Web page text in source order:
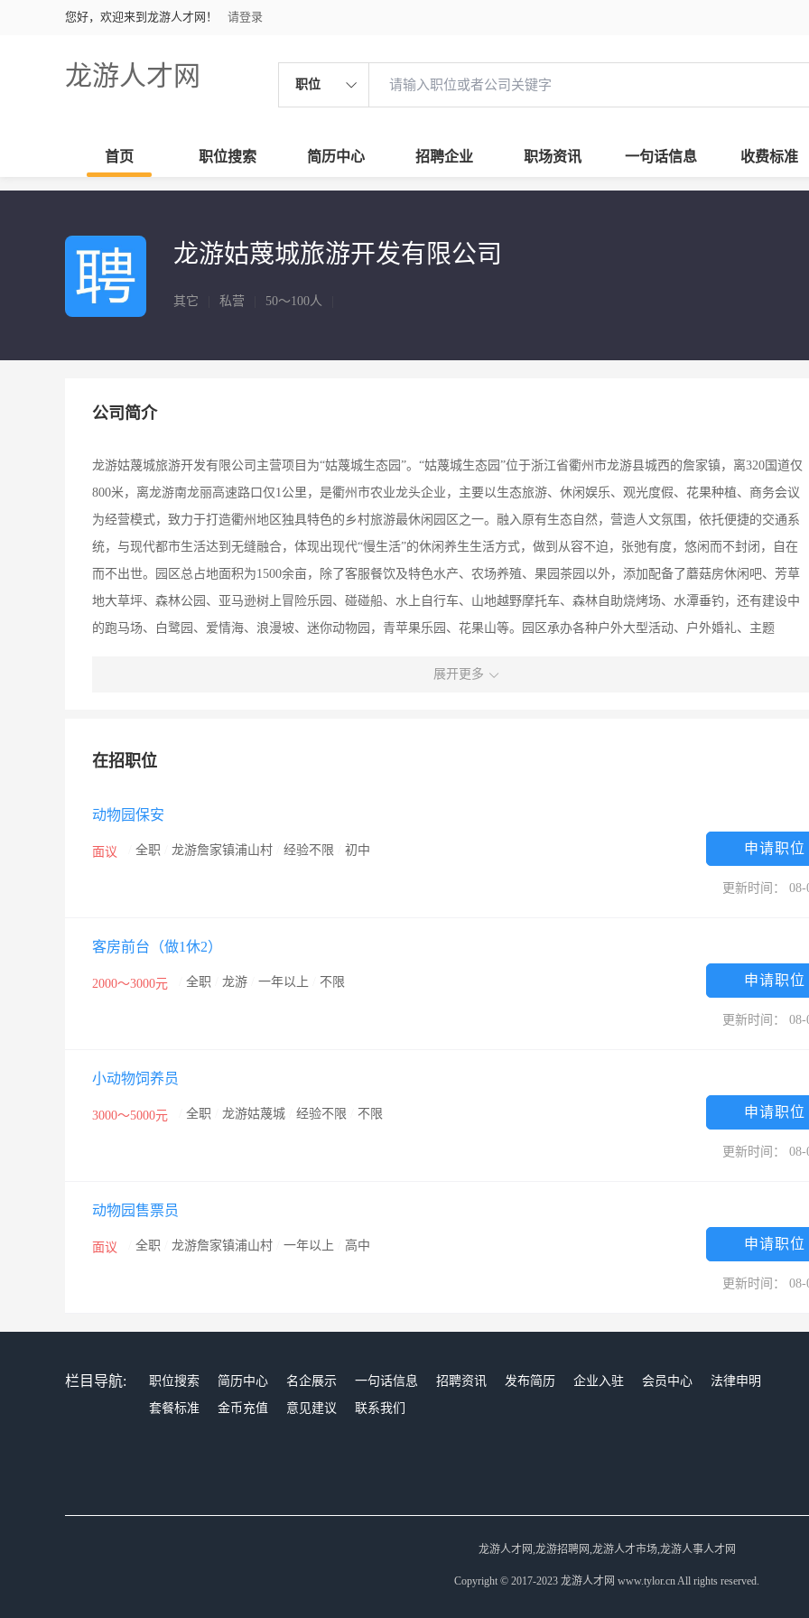
您好，欢迎来到龙游人才网！ 请登录
龙游人才网 职位
首页 职位搜索 简历中心 招聘企业 职场资讯 一句话信息 收费标准
龙游姑蔑城旅游开发有限公司
其它 私营 50～100人
公司简介
龙游姑蔑城旅游开发有限公司主营项目为“姑蔑城生态园”。“姑蔑城生态园”位于浙江省衢州市龙游县城西的詹家镇，离320国道仅
800米，离龙游南龙丽高速路口仅1公里，是衢州市农业龙头企业，主要以生态旅游、休闲娱乐、观光度假、花果种植、商务会议
为经营模式，致力于打造衢州地区独具特色的乡村旅游最休闲园区之一。融入原有生态自然，营造人文氛围，依托便捷的交通系
统，与现代都市生活达到无缝融合，体现出现代“慢生活”的休闲养生生活方式，做到从容不迫，张弛有度，悠闲而不封闭，自在
而不出世。园区总占地面积为1500余亩，除了客服餐饮及特色水产、农场养殖、果园茶园以外，添加配备了蘑菇房休闲吧、芳草
地大草坪、森林公园、亚马逊树上冒险乐园、碰碰船、水上自行车、山地越野摩托车、森林自助烧烤场、水潭垂钓，还有建设中
的跑马场、白鹭园、爱情海、浪漫坡、迷你动物园，青苹果乐园、花果山等。园区承办各种户外大型活动、户外婚礼、主题
闲旅游，农业种养殖、农产品销售，姑蔑城文化创意，商业养老地产四位一体的商业综合体，以实现生态效益、经济效益和社会
展开更多
在招职位
动物园保安
面议 全职 龙游詹家镇浦山村 经验不限 初中 申请职位
更新时间： 08-
客房前台（做1休2）
2000～3000元 全职 龙游 一年以上 不限 申请职位
更新时间： 08-
小动物饲养员
3000～5000元 全职 龙游姑蔑城 经验不限 不限 申请职位
更新时间： 08-
动物园售票员
面议 全职 龙游詹家镇浦山村 一年以上 高中 申请职位
更新时间： 08-
栏目导航: 职位搜索 简历中心 名企展示 一句话信息 招聘资讯 发布简历 企业入驻 会员中心
法律申明
套餐标准
金币充值 意见建议 联系我们
龙游人才网,龙游招聘网,龙游人才市场,龙游人事人才网
Copyright © 2017-2023 龙游人才网 www.tylor.cn All rights reserved.